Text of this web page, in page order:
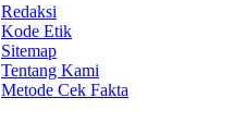
Redaksi
Kode Etik
Sitemap
Tentang Kami
Metode Cek Fakta